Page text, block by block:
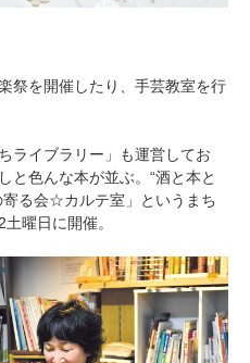
祭を開催したり、手芸教室を行
ライブラリー」も運営してお
と色んな本が並ぶ。“酒と本と
寄る会☆カルテ室」というまち
曜日に開催。
閉じる
ンロード済みの方
で開く